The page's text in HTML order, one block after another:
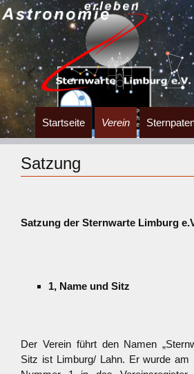
Zum
Inhalt
springen
Startseite Verein
Satzung
Satzung der Sternwarte Limburg
1, Name und Sitz
Der Verein führt den Namen
Sitz ist Limburg/ Lahn. Er wurde am